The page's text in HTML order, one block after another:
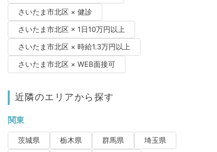
さいたま市北区 × 健診
さいたま市北区 × 1日10万円以上
さいたま市北区 × 時給1.3万円以上
さいたま市北区 × WEB面接可
近隣のエリアから探す
関東
茨城県 栃木県 群馬県
埼玉県